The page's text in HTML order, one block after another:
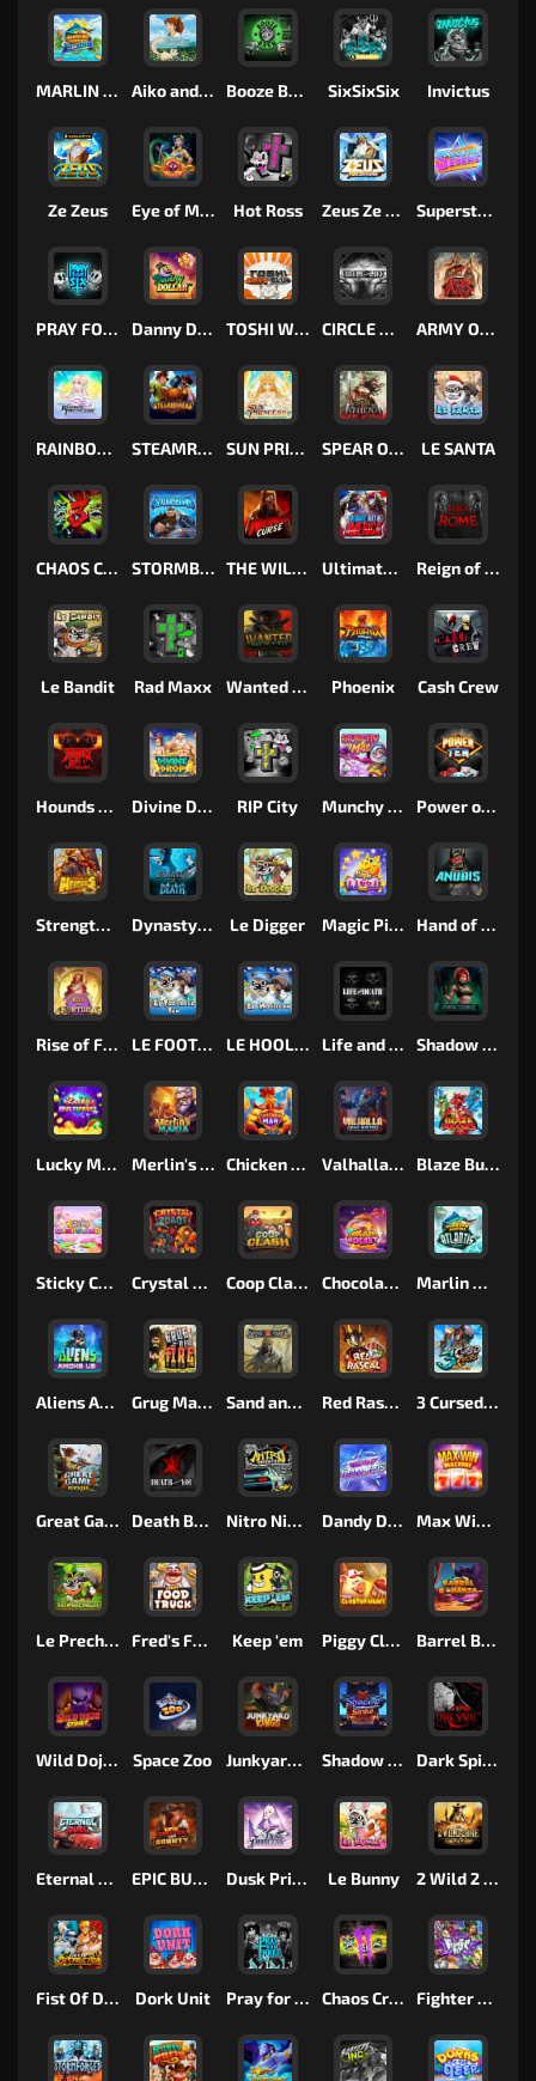
MARLIN MASTERS: THE BIG HAUL Aiko and the Wind Spirit Booze Bash SixSixSix Invictus
Ze Zeus Eye of Medusa Hot Ross Zeus Ze Zecond Superstar Sevens
PRAY FOR SIX Danny Dollar TOSHI WAYS CLUB CIRCLE OF LIFE ARMY OF ARES
RAINBOW PRINCESS STEAMRUNNERS SUN PRINCESS SPEAR OF ATHENA LE SANTA
CHAOS CREW 3 STORMBORN THE WILDWOOD CURSE Ultimate Slot of America Reign of Rome
Le Bandit Rad Maxx Wanted Dead or a Wild Phoenix Cash Crew
Hounds Of Hell Divine Drop RIP City Munchy Milo Power of 10
Strength Of Hercules Dynasty of Death Le Digger Magic Piggy OG Hand of Anubis
Rise of Fortuna LE FOOTBALL FAN LE HOOLIGAN Life and Death Shadow Treasure
Lucky Multifruit Merlin's Mania Chicken Man Valhalla: Wild Winter Blaze Buddies
Sticky Candyland Crystal Robot Coop Clash Chocolate Rocket Marlin Masters Atlantis
Aliens Among Us Grug Make Fire Sand and Ashes Red Rascal™ 3 Cursed Chests™
Great Game Rockies Death Becomes You Nitro Nights Dandy Diamonds Max Win Machine
Le Prechaun Fred's Food Truck Keep 'em Piggy Cluster Hunt Barrel Bonanza
Wild Dojo Strike Space Zoo Junkyard Kings Shadow Strike Dark Spiral
Eternal Duel EPIC BULLETS & BOUNTY Dusk Princess Le Bunny 2 Wild 2 Die
Fist Of Destruction Dork Unit Pray for Three Chaos Crew 2 Fighter Pit